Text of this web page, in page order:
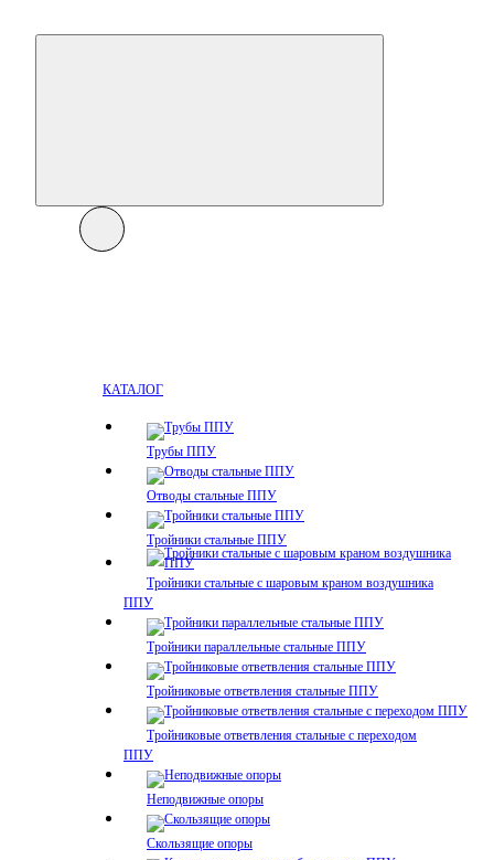
КАТАЛОГ
Трубы ППУ
Отводы стальные ППУ
Тройники стальные ППУ
Тройники стальные с шаровым краном воздушника
ППУ
Тройники параллельные стальные ППУ
Тройниковые ответвления стальные ППУ
Тройниковые ответвления стальные с переходом
ППУ
Неподвижные опоры
Скользящие опоры